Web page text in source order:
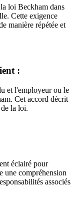
loi Beckham dans
Cette exigence
manière répétée et
:
et l'employeur ou le
Cet accord décrit
la loi.
éclairé pour
une compréhension
associés